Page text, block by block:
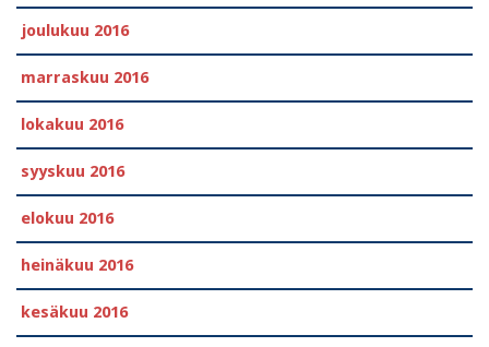
joulukuu 2016
marraskuu 2016
lokakuu 2016
syyskuu 2016
elokuu 2016
heinäkuu 2016
kesäkuu 2016